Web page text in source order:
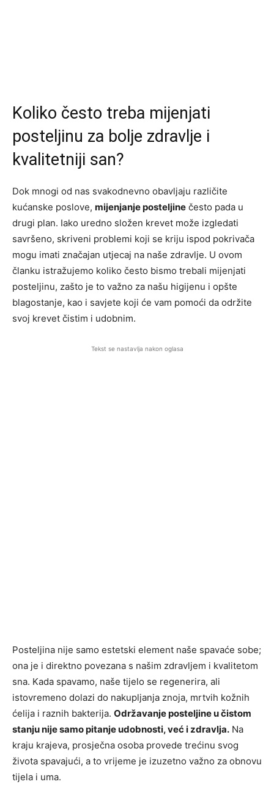
Koliko često treba mijenjati
posteljinu za bolje zdravlje i
kvalitetniji san?
Dok mnogi od nas svakodnevno obavljaju različite
kućanske poslove, mijenjanje posteljine često pada u
drugi plan. Iako uredno složen krevet može izgledati
savršeno, skriveni problemi koji se kriju ispod pokrivača
mogu imati značajan utjecaj na naše zdravlje. U ovom
članku istražujemo koliko često bismo trebali mijenjati
posteljinu, zašto je to važno za našu higijenu i opšte
blagostanje, kao i savjete koji će vam pomoći da održite
svoj krevet čistim i udobnim.
Tekst se nastavlja nakon oglasa
Posteljina nije samo estetski element naše spavaće sobe;
ona je i direktno povezana s našim zdravljem i kvalitetom
sna. Kada spavamo, naše tijelo se regenerira, ali
istovremeno dolazi do nakupljanja znoja, mrtvih kožnih
ćelija i raznih bakterija. Održavanje posteljine u čistom
stanju nije samo pitanje udobnosti, već i zdravlja. Na
kraju krajeva, prosječna osoba provede trećinu svog
života spavajući, a to vrijeme je izuzetno važno za obnovu
tijela i uma.